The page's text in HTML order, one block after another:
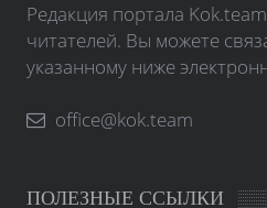
Редакция портала
читателей. Вы можете
указанному ниже
office@kok.team
ПОЛЕЗНЫЕ ССЫЛКИ